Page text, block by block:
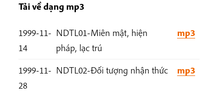
Tải về dạng mp3
1999-11-
14
NDTL01-Miên mật, hiện
pháp, lạc trú
mp3
1999-11-
28
NDTL02-Đối tượng nhận thức mp3